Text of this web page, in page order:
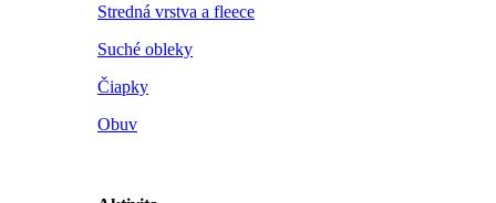
Stredná vrstva a fleece
Suché obleky
Čiapky
Obuv